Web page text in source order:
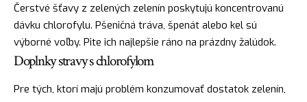
Čerstvé šťavy z zelených zelenín poskytujú koncentrovanú
dávku chlorofylu. Pšeničná tráva, špenát alebo kel sú
výborné voľby. Pite ich najlepšie ráno na prázdny žalúdok.
Doplnky stravy s chlorofylom
Pre tých, ktorí majú problém konzumovať dostatok zelenín,